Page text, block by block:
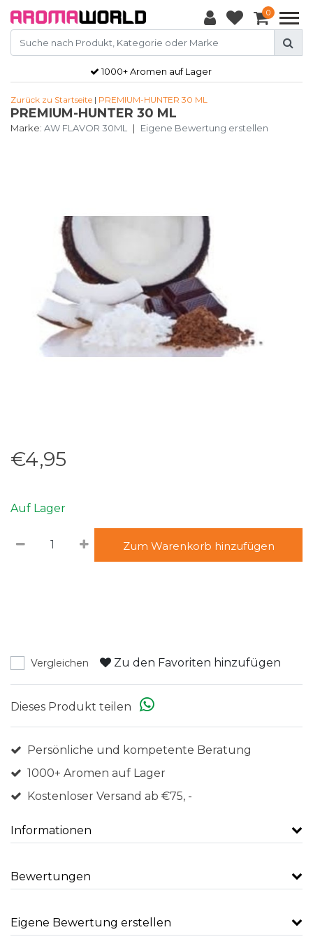
0
1000+ Aromen auf Lager
Zurück zu Startseite | PREMIUM-HUNTER 30 ML
PREMIUM-HUNTER 30 ML
Marke: AW FLAVOR 30ML | Eigene Bewertung erstellen
€4,95
Auf Lager
Zum Warenkorb hinzufügen
Vergleichen Zu den Favoriten hinzufügen
Dieses Produkt teilen
Persönliche und kompetente Beratung
1000+ Aromen auf Lager
Kostenloser Versand ab €75, -
Informationen
Bewertungen
Eigene Bewertung erstellen